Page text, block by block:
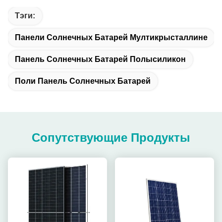
Тэги:
Панели Солнечных Батарей Мултикрысталлине
Панель Солнечных Батарей Полысиликон
Поли Панель Солнечных Батарей
Сопутствующие Продукты